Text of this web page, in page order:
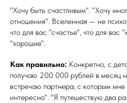
"Хочу быть счастливым". "Хочу
отношения". Вселенная — не
что для вас "счастье", что для вас
"хорошие".
Как правильно: Конкретно, с
получаю 200 000 рублей в месяц
встречаю партнера, с которым мне
интересно". "Я путешествую два